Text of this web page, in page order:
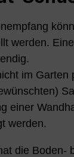
werden.
im Garten
einer
werden.
die Boden-